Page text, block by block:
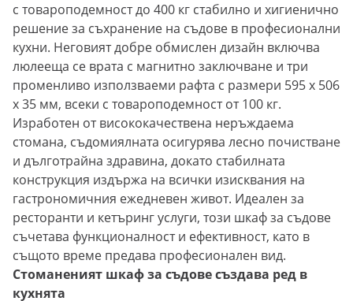
с товароподемност до 400 кг стабилно и хигиенично
решение за съхранение на съдове в професионални
кухни. Неговият добре обмислен дизайн включва
люлееща се врата с магнитно заключване и три
променливо използваеми рафта с размери 595 x 506
x 35 мм, всеки с товароподемност от 100 кг.
Изработен от висококачествена неръждаема
стомана, съдомиялната осигурява лесно почистване
и дълготрайна здравина, докато стабилната
конструкция издържа на всички изисквания на
гастрономичния ежедневен живот. Идеален за
ресторанти и кетъринг услуги, този шкаф за съдове
съчетава функционалност и ефективност, като в
същото време предава професионален вид.
Стоманеният шкаф за съдове създава ред в
кухнята